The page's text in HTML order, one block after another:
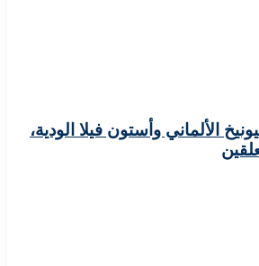
الألماني وأستون فيلا الودية،